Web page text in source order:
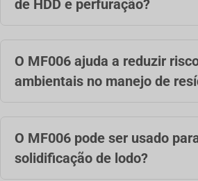
de HDD e perfuração?
O MF006 ajuda a reduzir
ambientais no manejo de
O MF006 pode ser usado
solidificação de lodo?